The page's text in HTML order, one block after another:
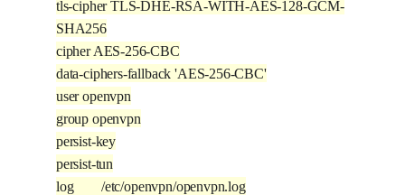
tls-cipher TLS-DHE-RSA-WITH-AES-128-GCM-
SHA256
cipher AES-256-CBC
data-ciphers-fallback 'AES-256-CBC'
user openvpn
group openvpn
persist-key
persist-tun
log /etc/openvpn/openvpn.log